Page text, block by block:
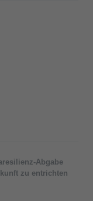
Abgabe
zu entrichten